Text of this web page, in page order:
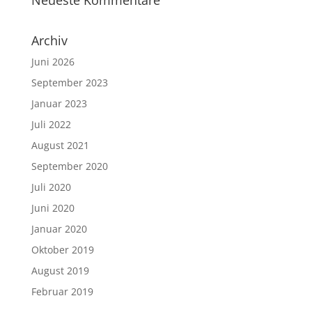
Archiv
Juni 2026
September 2023
Januar 2023
Juli 2022
August 2021
September 2020
Juli 2020
Juni 2020
Januar 2020
Oktober 2019
August 2019
Februar 2019